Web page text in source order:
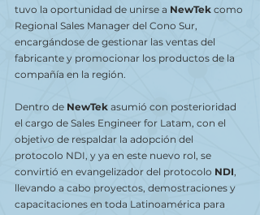
tuvo la oportunidad de unirse a NewTek como
Regional Sales Manager del Cono Sur,
encargándose de gestionar las ventas del
fabricante y promocionar los productos de la
compañía en la región.
Dentro de NewTek asumió con posterioridad
el cargo de Sales Engineer for Latam, con el
objetivo de respaldar la adopción del
protocolo NDI, y ya en este nuevo rol, se
convirtió en evangelizador del protocolo NDI,
llevando a cabo proyectos, demostraciones y
capacitaciones en toda Latinoamérica para